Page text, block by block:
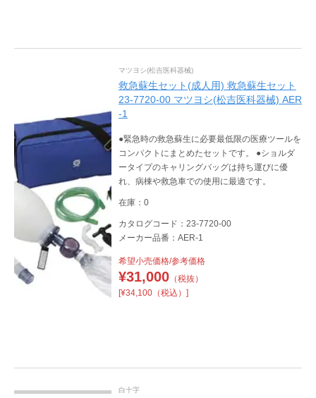
マツヨシ(松吉医科器械)
救急蘇生セット(成人用) 救急蘇生セット
23-7720-00 マツヨシ(松吉医科器械) AER
-1
●緊急時の救急蘇生に必要最低限の医療ツールを
コンパクトにまとめたセットです。 ●ショルダ
ータイプのキャリングバッグは持ち運びに優
れ、病棟や救急車での使用に最適です。
在庫：0
カタログコード：23-7720-00
メーカー品番：AER-1
希望小売価格/参考価格
¥31,000（税抜）
[¥34,100（税込）]
白十字